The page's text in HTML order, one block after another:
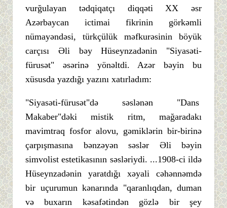
vurğulayan tədqiqatçı diqqəti XX əsr
Azərbaycan ictimai fikrinin görkəmli
nümayəndəsi, türkçülük məfkurəsinin böyük
carçısı Əli bəy Hüseynzadənin "Siyasəti-
fürusət" əsərinə yönəltdi. Azər bəyin bu
xüsusda yazdığı yazını xatırladım:
"Siyasəti-fürusət"də səslənən "Dans
Makaber"dəki mistik ritm, mağaradakı
mavimtraq fosfor alovu, gəmiklərin bir-birinə
çarpışmasına bənzəyən səslər Əli bəyin
simvolist estetikasının səsləriydi. ...1908-ci ildə
Hüseynzadənin yaratdığı xəyali cəhənnəmdə
bir uçurumun kənarında "qaranlıqdan, duman
və buxarın kəsafətindən gözlə bir şey